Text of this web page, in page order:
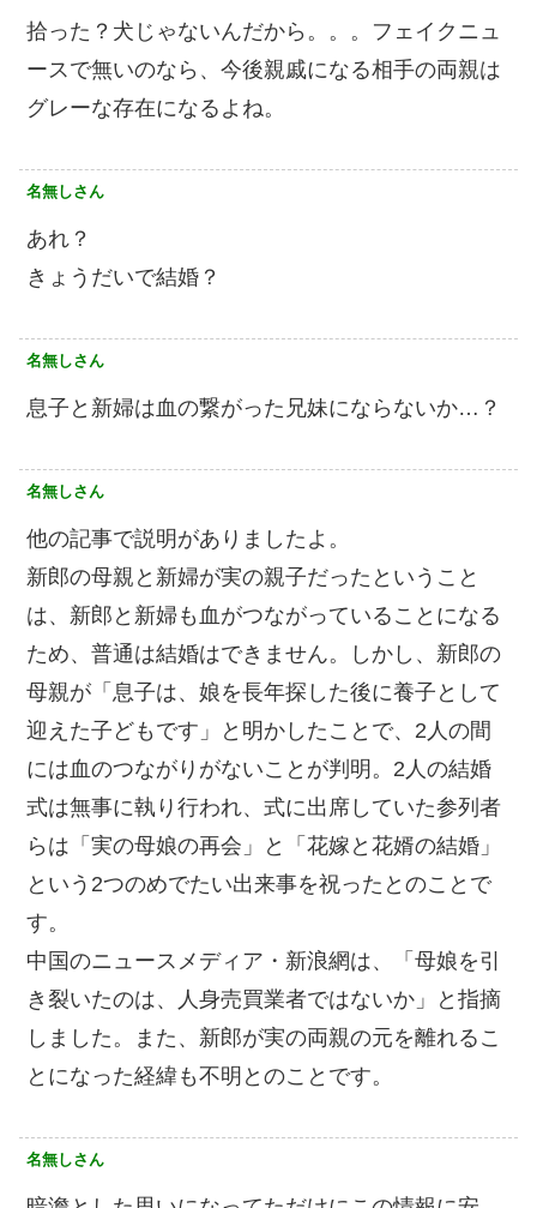
拾った？犬じゃないんだから。。。フェイクニュ
ースで無いのなら、今後親戚になる相手の両親は
グレーな存在になるよね。
名無しさん
あれ？
きょうだいで結婚？
名無しさん
息子と新婦は血の繋がった兄妹にならないか…？
名無しさん
他の記事で説明がありましたよ。
新郎の母親と新婦が実の親子だったということ
は、新郎と新婦も血がつながっていることになる
ため、普通は結婚はできません。しかし、新郎の
母親が「息子は、娘を長年探した後に養子として
迎えた子どもです」と明かしたことで、2人の間
には血のつながりがないことが判明。2人の結婚
式は無事に執り行われ、式に出席していた参列者
らは「実の母娘の再会」と「花嫁と花婿の結婚」
という2つのめでたい出来事を祝ったとのことで
す。
中国のニュースメディア・新浪網は、「母娘を引
き裂いたのは、人身売買業者ではないか」と指摘
しました。また、新郎が実の両親の元を離れるこ
とになった経緯も不明とのことです。
名無しさん